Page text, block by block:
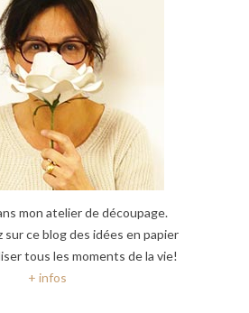
mon atelier de découpage.
ce blog des idées en papier
tous les moments de la vie!
+ infos